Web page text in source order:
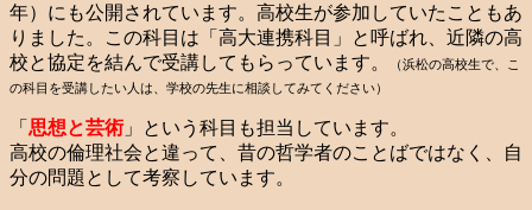
年）にも公開されています。高校生が参加していたこともあ
りました。この科目は「高大連携科目」と呼ばれ、近隣の高
校と協定を結んで受講してもらっています。
（浜松の高校生で、こ
の科目を受講したい人は、学校の先生に相談してみてください）
「 思想と芸術 」という科目も担当しています。
高校の倫理社会と違って、昔の哲学者のことばではなく、自
分の問題として考察しています。